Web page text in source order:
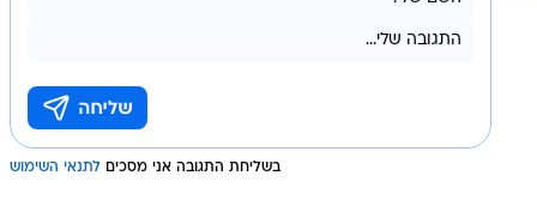
בשליחת התגובה אני מסכים לתנאי השימוש